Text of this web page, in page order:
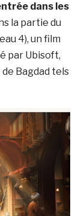
dans les
la partie du
4), un film
par Ubisoft,
Bagdad tels